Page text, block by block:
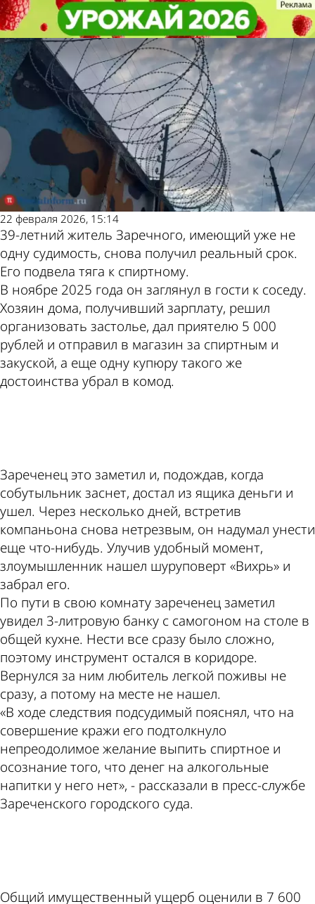
Зареченец обокрал соседа из-за
нехватки денег на выпивку
Криминал
22 февраля 2026, 15:14
39-летний житель Заречного, имеющий уже не
одну судимость, снова получил реальный срок.
Его подвела тяга к спиртному.
В ноябре 2025 года он заглянул в гости к соседу.
Хозяин дома, получивший зарплату, решил
организовать застолье, дал приятелю 5 000
рублей и отправил в магазин за спиртным и
закуской, а еще одну купюру такого же
достоинства убрал в комод.
Зареченец это заметил и, подождав, когда
собутыльник заснет, достал из ящика деньги и
ушел. Через несколько дней, встретив
компаньона снова нетрезвым, он надумал унести
еще что-нибудь. Улучив удобный момент,
злоумышленник нашел шуруповерт «Вихрь» и
забрал его.
По пути в свою комнату зареченец заметил
увидел 3-литровую банку с самогоном на столе в
общей кухне. Нести все сразу было сложно,
поэтому инструмент остался в коридоре.
Вернулся за ним любитель легкой поживы не
сразу, а потому на месте не нашел.
«В ходе следствия подсудимый пояснял, что на
совершение кражи его подтолкнуло
непреодолимое желание выпить спиртное и
осознание того, что денег на алкогольные
напитки у него нет», - рассказали в пресс-службе
Зареченского городского суда.
Общий имущественный ущерб оценили в 7 600
Зареченец обокрал соседа из-за
нехватки денег на выпивку
Криминал
Другие новости
по теме
Погода и курсы
валют в Пензе